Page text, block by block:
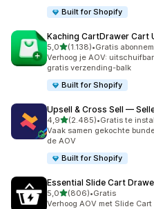
Built for Shopify
Kaching CartDrawer Cart
5,0van 5 sterren
(1.138)
1138 recensies in totaal
•Gratis
Verhoog je AOV:
gratis verzending-balk
Built for Shopify
Upsell & Cross Sell —
4,9van 5 sterren
(2.485)
2485 recensies in totaal
•Gratis te
Vaak samen gekochte
de AOV
Built for Shopify
Essential Slide Cart
5,0van 5 sterren
(806)
806 recensies in totaal
•Gratis
Verhoog AOV met Slide